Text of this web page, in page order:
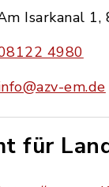
Isarkanal
4980
em.de
für